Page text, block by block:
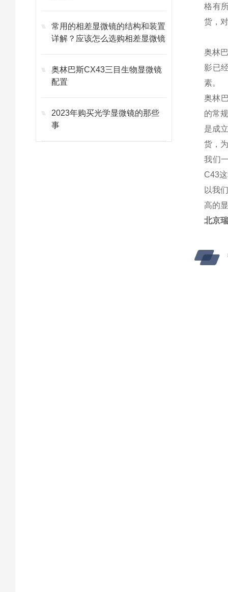
常用的相差显微镜的结构和装置
详解？应该怎么选购相差显微镜
奥林巴斯CX43三目生物显微镜
配置
2023年购买光学显微镜的那些
事
格有
货，
奥林
影已
素。
奥林
的常
是成
货，
我们
C43
以我
高的
北京